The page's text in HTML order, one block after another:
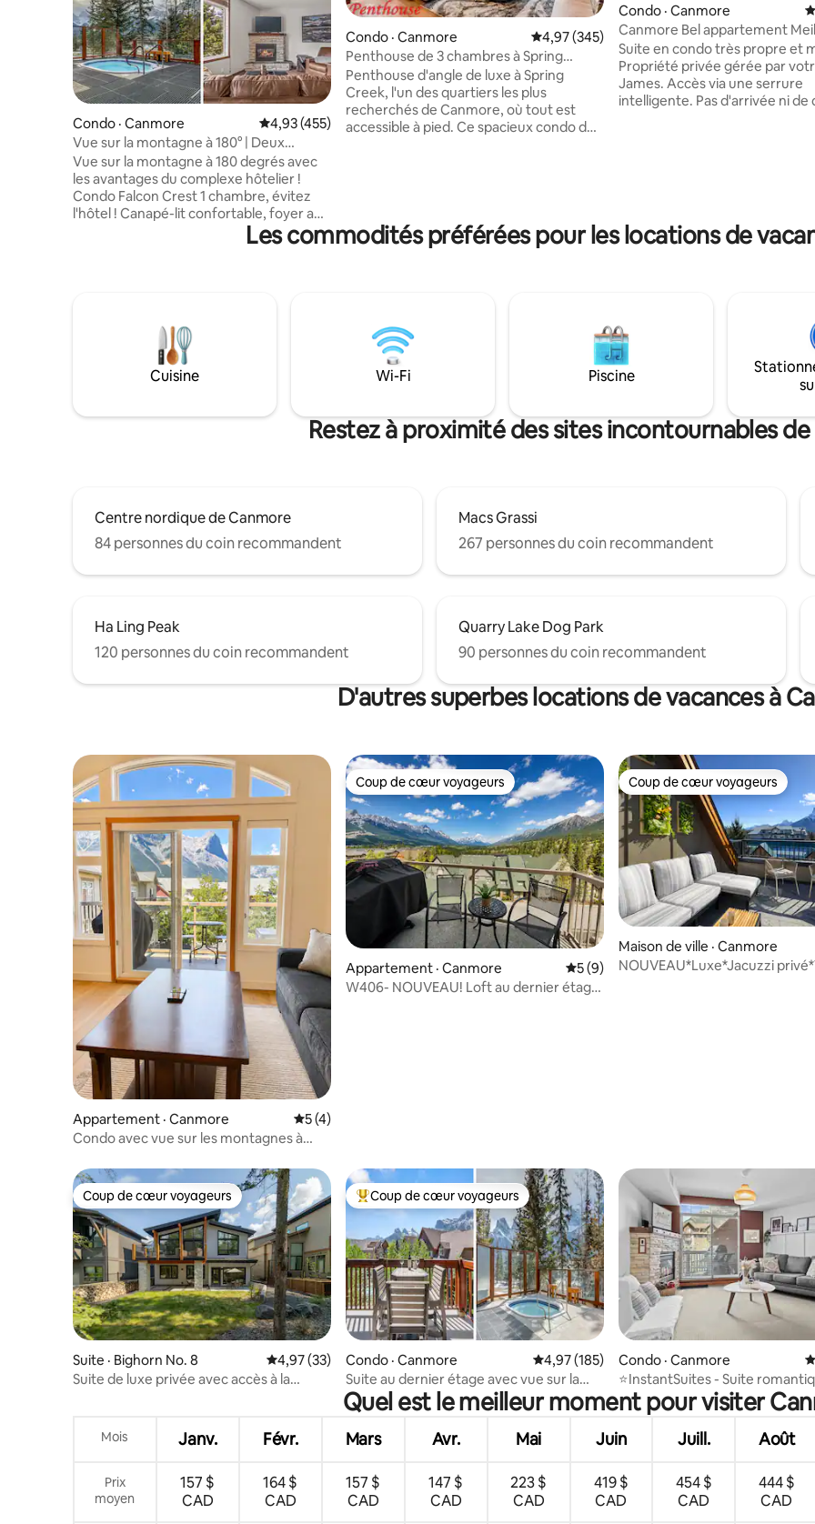
Condo · Canmore Note moyenne de 4,93 sur 5, 455 commentaires
4,93 (455)
Vue sur la montagne à 180° | Deux
jacuzzis | Superbe complexe hôtelier
Vue sur la montagne à 180 degrés avec
les avantages du complexe hôtelier !
Condo Falcon Crest 1 chambre, évitez
l'hôtel ! Canapé-lit confortable, foyer au
gaz, télévision connectée 58" (Prime),
WiFi 375 Mbps. Cuisine complète,
montagne à 180°, lever et coucher du
soleil. Jacuzzis du complexe hôtelier,
salle de sport, lavage de voiture
la station. Idéal pour les couples, séjours
Condo · Canmore Note moyenne de 4,97 sur 5, 345
4,97 (345)
Penthouse de 3 chambres à Spring
Creek | 2 places de stationnement
Penthouse d'angle de luxe à Spring
Creek, l'un des quartiers les plus
recherchés de Canmore, où tout est
accessible à pied. Ce spacieux condo de
deux chambres avec grand lit, d'une
buanderie attenante, d'un balcon avec
centre-ville de Canmore, aux sentiers,
aux restaurants et aux cafés, avec Banff
à seulement 20 minutes environ.
Condo · Canmore
Canmore Bel appartement
vues Meilleurs tarifs
Suite en condo très propre et
Propriété privée gérée par
James. Accès via une serrure
intelligente. Pas d'arrivée ni de
Une chambre à coucher avec
grand lit king size. Grand
montagnes. De nombreuses
commodités et condiments
Les commodités préférées pour les locations de
Cuisine Wi-Fi Piscine
Restez à proximité des sites incontournables
Centre nordique de Canmore
84 personnes du coin recommandent
Macs Grassi
267 personnes du coin recommandent
Ha Ling Peak
120 personnes du coin recommandent
Quarry Lake Dog Park
90 personnes du coin recommandent
D'autres superbes locations de vacances à
Appartement · Canmore Note moyenne de 5 sur 5, 4 commentaires
5 (4)
Condo avec vue sur les montagnes à
6 personnes
Coup de cœur voyageurs
Coup de cœur voyageurs
Appartement · Canmore Note moyenne de 5 sur 5, 9
5 (9)
W406- NOUVEAU! Loft au dernier étage
Coup de cœur voyageurs
Coup de cœur voyageurs
Maison de ville · Canmore
NOUVEAU*Luxe*Jacuzzi
Coup de cœur voyageurs
Coup de cœur voyageurs
Suite · Bighorn No. 8 Note moyenne de 4,97 sur 5, 33 commentaires
4,97 (33)
Suite de luxe privée avec accès à la
Coup de cœur voyageurs parmi les plus aimés
Coup de cœur voyageurs
Condo · Canmore Note moyenne de 4,97 sur 5, 185
4,97 (185)
Suite au dernier étage avec vue sur la
montagne et jacuzzi
Condo · Canmore
⭐️InstantSuites - Suite
vue sur la montagne | Banff⭐️
Quel est le meilleur moment pour visiter
Mois Janv. Févr. Mars Avr. Mai Juin Juill. Août
Prix
moyen
157 $
CAD
164 $
CAD
157 $
CAD
147 $
CAD
223 $
CAD
419 $
CAD
454 $
CAD
444 $
CAD